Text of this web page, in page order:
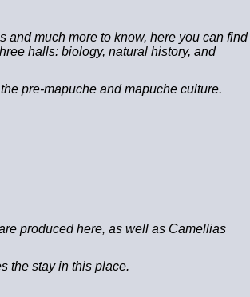
and much more to know, here you can find
halls: biology, natural history, and
pre-mapuche and mapuche culture.
produced here, as well as Camellias
the stay in this place.